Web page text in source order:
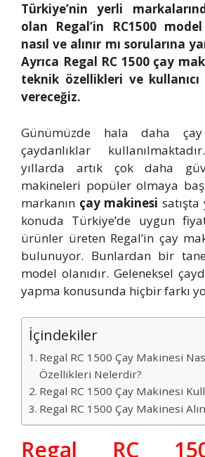
Türkiye’nin yerli
olan Regal’in RC1500
nasıl ve alınır mı sorularına
Ayrıca Regal RC 1500 çay
teknik özellikleri ve
vereceğiz.
Günümüzde hala daha
çaydanlıklar
yıllarda artık çok daha
makineleri popüler olmaya
markanın çay makinesi
konuda Türkiye’de uygun
ürünler üreten Regal’in çay
bulunuyor. Bunlardan bir
model olanıdır. Geleneksel
yapma konusunda hiçbir farkı
İçindekiler
Regal RC 1500 Çay Makinesi
Özellikleri Nelerdir?
Regal RC 1500 Çay Makinesi
Regal RC 1500 Çay Makinesi
Regal RC